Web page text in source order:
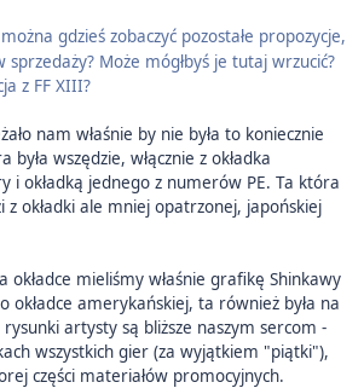
gdzieś zobaczyć pozostałe propozycje,
Może mógłbyś je tutaj wrzucić?
z FF XIII?
nam właśnie by nie była to koniecznie
wszędzie, włącznie z okładka
i okładką jednego z numerów PE. Ta która
z okładki ale mniej opatrzonej, japońskiej
okładce mieliśmy właśnie grafikę Shinkawy
okładce amerykańskiej, ta również była na
rysunki artysty są bliższe naszym sercom -
wszystkich gier (za wyjątkiem "piątki"),
części materiałów promocyjnych.